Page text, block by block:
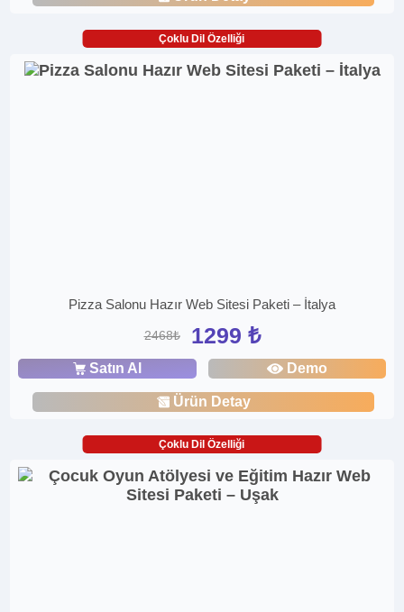
Çoklu Dil Özelliği
Pizza Salonu Hazır Web Sitesi Paketi – İtalya
2468₺ 1299 ₺
Satın Al Demo
Ürün Detay
Çoklu Dil Özelliği